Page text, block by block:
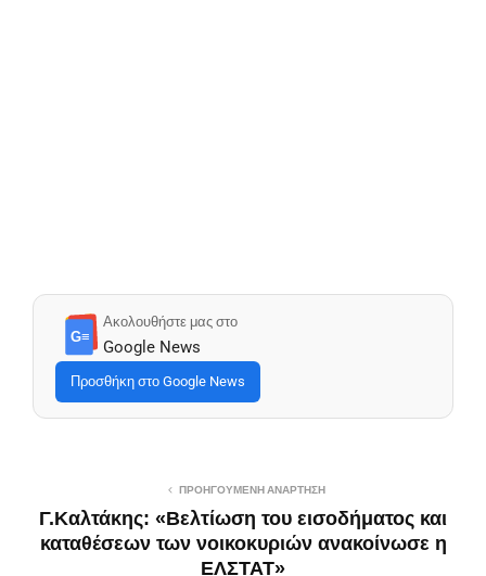
G≡
Ακολουθήστε μας στο
Google News
Προσθήκη στο Google News
ΠΡΟΗΓΟΎΜΕΝΗ ΑΝΆΡΤΗΣΗ
Γ.Καλτάκης: «Βελτίωση του εισοδήματος και
καταθέσεων των νοικοκυριών ανακοίνωσε η
ΕΛΣΤΑΤ»